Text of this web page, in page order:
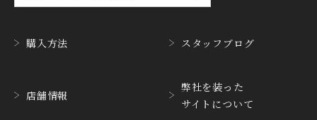
HARRY WINSTON
購入方法
店舗情報
スタッフブログ
弊社を装った
サイトについて